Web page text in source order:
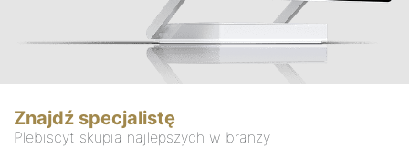
Znajdź specjalistę
Plebiscyt skupia najlepszych w branży